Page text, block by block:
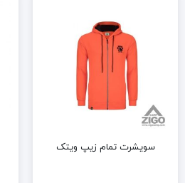
سویشرت تمام زیپ ویتک